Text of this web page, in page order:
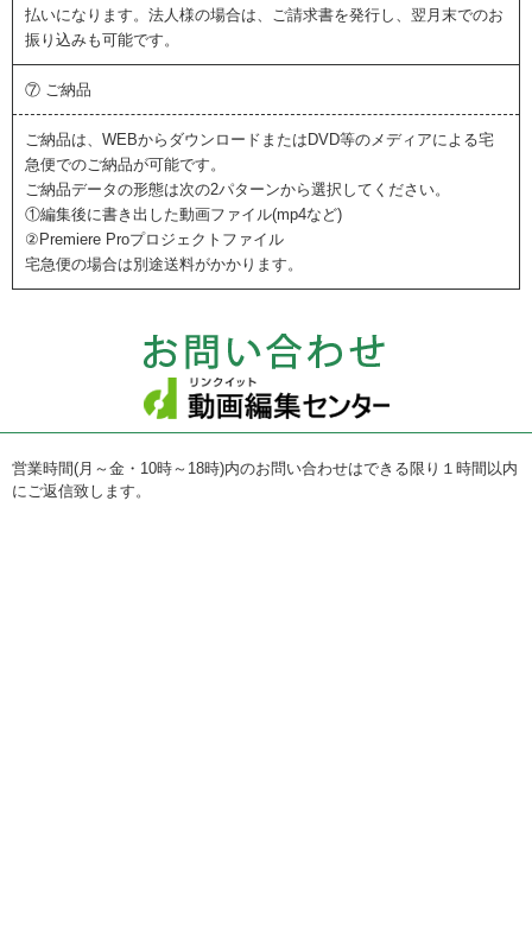
払いになります。法人様の場合は、ご請求書を発行し、翌月末でのお
振り込みも可能です。
⑦ ご納品
ご納品は、WEBからダウンロードまたはDVD等のメディアによる宅
急便でのご納品が可能です。
ご納品データの形態は次の2パターンから選択してください。
①編集後に書き出した動画ファイル(mp4など)
②Premiere Proプロジェクトファイル
宅急便の場合は別途送料がかかります。
営業時間(月～金・10時～18時)内のお問い合わせはできる限り１時間以内
にご返信致します。